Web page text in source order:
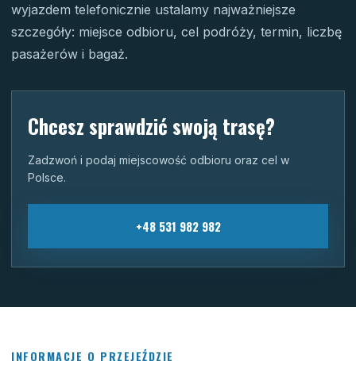
wyjazdem telefonicznie ustalamy najważniejsze
szczegóły: miejsce odbioru, cel podróży, termin, liczbę
pasażerów i bagaż.
Chcesz sprawdzić swoją trasę?
Zadzwoń i podaj miejscowość odbioru oraz cel w
Polsce.
+48 531 982 982
INFORMACJE O PRZEJEŹDZIE